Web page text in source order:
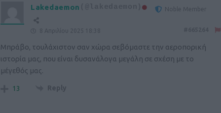
Lakedaemon (@lakedaemon) Noble Member
8 Απριλίου 2025 18:38
Μπράβο, τουλάχιστον σαν χώρα σεβόμαστε την αεροπορική
ιστορία μας, που είναι δυσανάλογα μεγάλη σε σχέση με το
μέγεθός μας.
13 Reply